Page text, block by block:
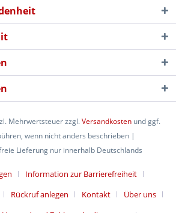
Mehrwertsteuer zzgl.Versandkosten und ggf.
wenn nicht anders beschrieben |
Lieferung nur innerhalb Deutschlands
Information zur Barrierefreiheit
Rückruf anlegen Kontakt
Über uns